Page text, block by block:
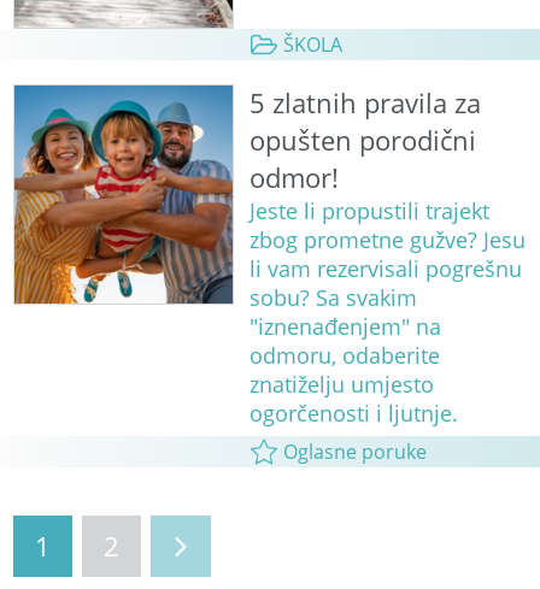
ŠKOLA
5 zlatnih pravila za
opušten porodični
odmor!
Jeste li propustili trajekt
zbog prometne gužve? Jesu
li vam rezervisali pogrešnu
sobu? Sa svakim
"iznenađenjem" na
odmoru, odaberite
znatiželju umjesto
ogorčenosti i ljutnje.
Oglasne poruke
1 2